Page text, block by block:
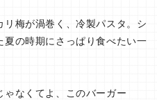
梅が渦巻く、冷製パスタ。シ
夏の時期にさっぱり食べたい一
ゃなくてよ、このバーガー